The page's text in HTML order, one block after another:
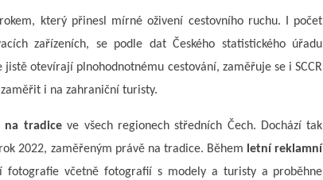
který přinesl mírné oživení cestovního ruchu. I počet
zařízeních, se podle dat Českého statistického úřadu
otevírají plnohodnotnému cestování, zaměřuje se i SCCR
i na zahraniční turisty.
na tradiceve všech regionech středních Čech. Dochází tak
2022, zaměřeným právě na tradice. Během letní reklamní
fotografie včetně fotografií s modely a turisty a proběhne